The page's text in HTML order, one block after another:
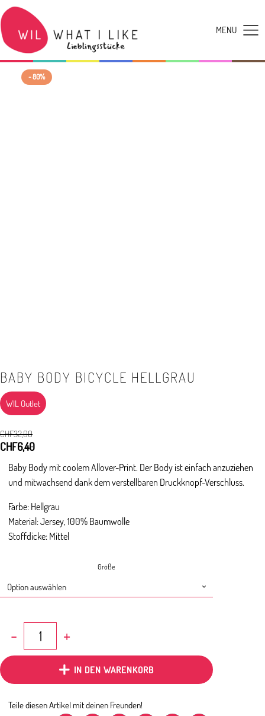
- 80%
BABY BODY BICYCLE HELLGRAU
WIL Outlet
CHF32,00
Ursprünglicher
war:
CHF32,00
CHF6,40Aktueller
ist:
CHF6,40.
Baby Body mit coolem Allover-Print. Der Body ist einfach anzuziehen
und mitwachsend dank dem verstellbaren Druckknopf-Verschluss.
Farbe: Hellgrau
Material: Jersey, 100% Baumwolle
Stoffdicke: Mittel
Größe
Bicycle
IN DEN WARENKORB
Teile diesen Artikel mit deinen Freunden!